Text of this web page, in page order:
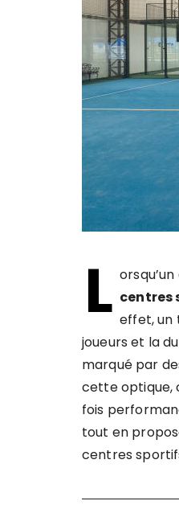
L centres
effet, un
joueurs et la
marqué par
cette optique,
fois
tout en
centres